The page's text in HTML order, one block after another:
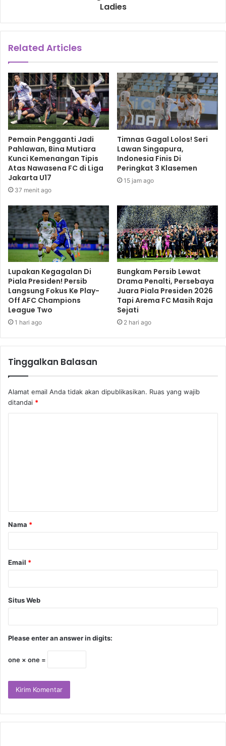
Ladies
Related Articles
Pemain Pengganti Jadi
Pahlawan, Bina Mutiara
Kunci Kemenangan Tipis
Atas Nawasena FC di Liga
Jakarta U17
37 menit ago
Timnas Gagal Lolos! Seri
Lawan Singapura,
Indonesia Finis Di
Peringkat 3 Klasemen
15 jam ago
Lupakan Kegagalan Di
Piala Presiden! Persib
Langsung Fokus Ke Play-
Off AFC Champions
League Two
1 hari ago
Bungkam Persib Lewat
Drama Penalti, Persebaya
Juara Piala Presiden 2026
Tapi Arema FC Masih Raja
Sejati
2 hari ago
Tinggalkan Balasan
Alamat email Anda tidak akan dipublikasikan. Ruas yang wajib
ditandai *
Nama *
Email *
Situs Web
Please enter an answer in digits:
one × one =